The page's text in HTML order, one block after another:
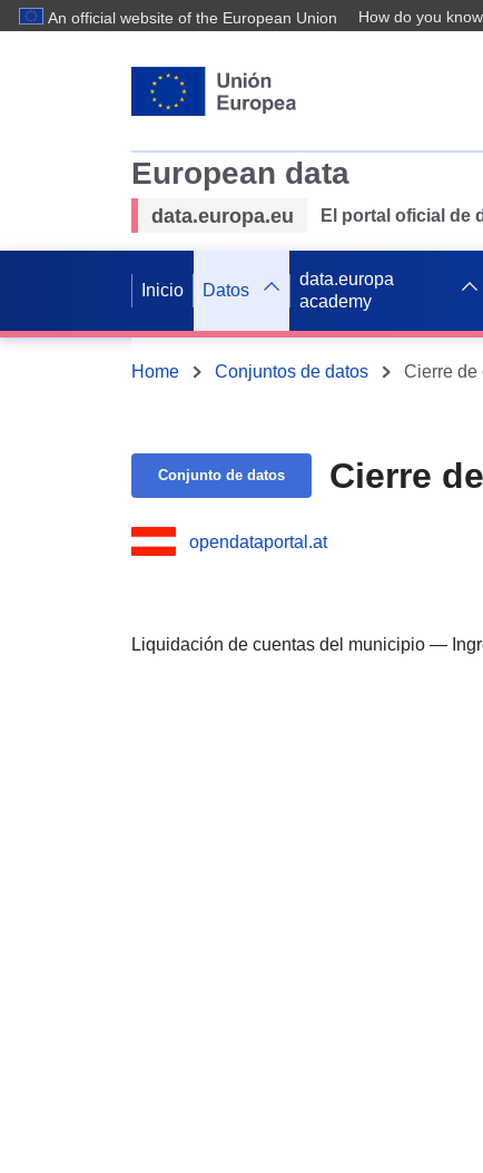
An official website of the European Union How do you
European data
data.europa.eu El portal oficial de
Inicio Datos
data.europa
academy
Home Conjuntos de datos Cierre de
Conjunto de datos Cierre
opendataportal.at
Liquidación de cuentas del municipio —